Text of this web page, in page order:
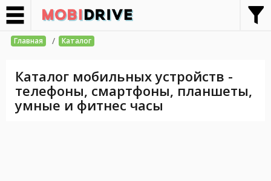
Главная / Каталог
Каталог мобильных устройств -
телефоны, смартфоны, планшеты,
умные и фитнес часы